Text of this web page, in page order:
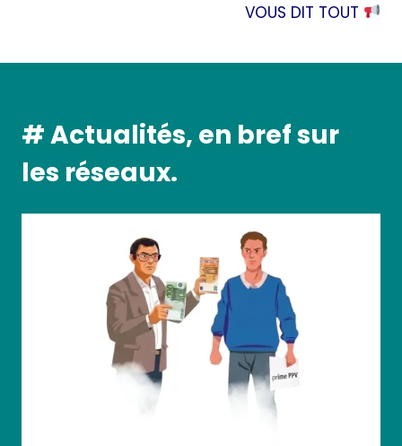
VOUS DIT TOUT
# Actualités, en bref sur
les réseaux.